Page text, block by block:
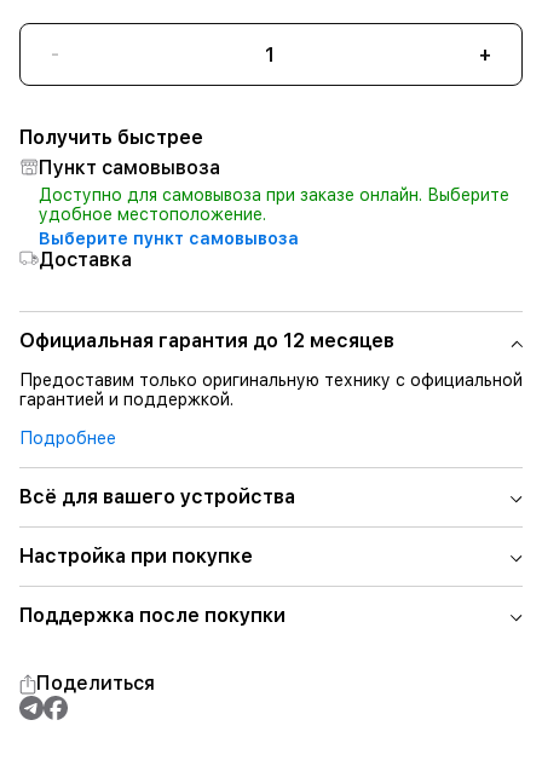
- +
Получить быстрее
Пункт самовывоза
Доступно для самовывоза при заказе онлайн. Выберите
удобное местоположение.
Выберите пункт самовывоза
Доставка
Официальная гарантия до 12 месяцев
Предоставим только оригинальную технику с официальной
гарантией и поддержкой.
Подробнее
Всё для вашего устройства
Настройка при покупке
Поддержка после покупки
Поделиться